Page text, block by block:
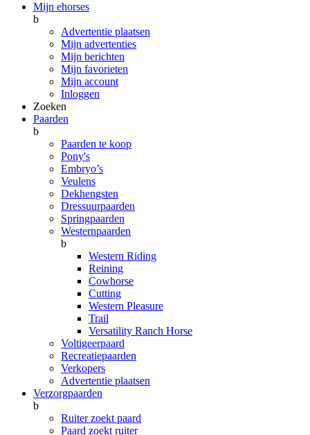
Mijn ehorses
b
Advertentie plaatsen
Mijn advertenties
Mijn berichten
Mijn favorieten
Mijn account
Inloggen
Zoeken
Paarden
b
Paarden te koop
Pony's
Embryo’s
Veulens
Dekhengsten
Dressuurpaarden
Springpaarden
Westernpaarden
b
Western Riding
Reining
Cowhorse
Cutting
Western Pleasure
Trail
Versatility Ranch Horse
Voltigeerpaard
Recreatiepaarden
Verkopers
Advertentie plaatsen
Verzorgpaarden
b
Ruiter zoekt paard
Paard zoekt ruiter